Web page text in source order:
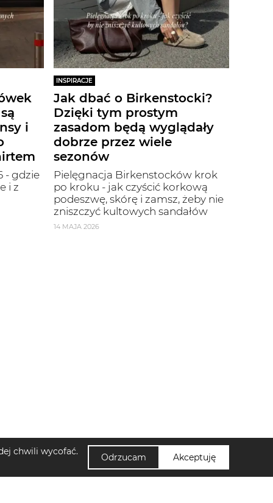
i
- gdzie
i z
INSPIRACJE
Jak dbać o Birkenstocki?
Dzięki tym prostym
zasadom będą wyglądały
dobrze przez wiele
sezonów
Pielęgnacja Birkenstocków krok
po kroku - jak czyścić korkową
podeszwę, skórę i zamsz, żeby nie
zniszczyć kultowych sandałów
14 MAJA 2026
chwili wycofać.
Odrzucam Akceptuję